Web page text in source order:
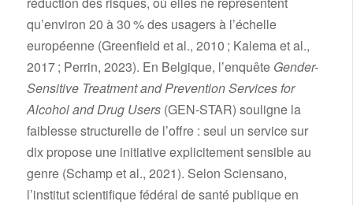
qu’environ 20 à 30 % des usagers à l’échelle
européenne (Greenfield et al., 2010 ; Kalema et al.,
2017 ; Perrin, 2023). En Belgique, l’enquête Gender-
Sensitive Treatment and Prevention Services for
Alcohol and Drug Users (GEN-STAR) souligne la
faiblesse structurelle de l’offre : seul un service sur
dix propose une initiative explicitement sensible au
genre (Schamp et al., 2021). Selon Sciensano,
l’institut scientifique fédéral de santé publique en